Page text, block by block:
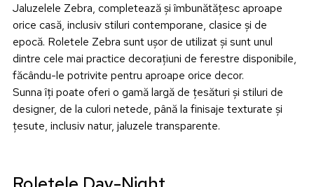
Jaluzelele Zebra, completează și îmbunătățesc aproape
orice casă, inclusiv stiluri contemporane, clasice și de
epocă. Roletele Zebra sunt ușor de utilizat și sunt unul
dintre cele mai practice decorațiuni de ferestre disponibile,
făcându-le potrivite pentru aproape orice decor.
Sunna îți poate oferi o gamă largă de țesături și stiluri de
designer, de la culori netede, până la finisaje texturate și
țesute, inclusiv natur, jaluzele transparente.